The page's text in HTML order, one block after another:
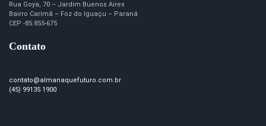
Rua Goya, 70 – Jardim Buenos Aires
Bairro Carimã – Foz do Iguaçu – Paraná
CEP -85.855-675
Contato
contato@almanaquefuturo.com.br
(45) 99135 1900